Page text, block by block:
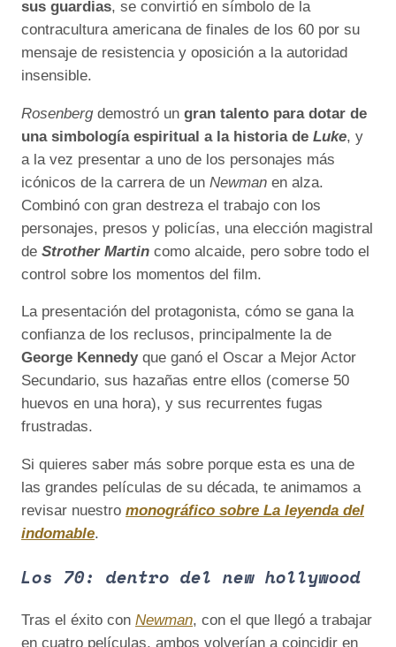
sus guardias, se convirtió en símbolo de la
contracultura americana de finales de los 60 por su
mensaje de resistencia y oposición a la autoridad
insensible.
Rosenberg demostró un gran talento para dotar de
una simbología espiritual a la historia de Luke, y
a la vez presentar a uno de los personajes más
icónicos de la carrera de un Newman en alza.
Combinó con gran destreza el trabajo con los
personajes, presos y policías, una elección magistral
de Strother Martin como alcaide, pero sobre todo el
control sobre los momentos del film.
La presentación del protagonista, cómo se gana la
confianza de los reclusos, principalmente la de
George Kennedyque ganó el Oscar a Mejor Actor
Secundario, sus hazañas entre ellos (comerse 50
huevos en una hora), y sus recurrentes fugas
frustradas.
Si quieres saber más sobre porque esta es una de
las grandes películas de su década, te animamos a
revisar nuestro monográfico sobre La leyenda del
indomable.
Los 70: dentro del new hollywood
Tras el éxito con Newman, con el que llegó a trabajar
en cuatro películas, ambos volverían a coincidir en